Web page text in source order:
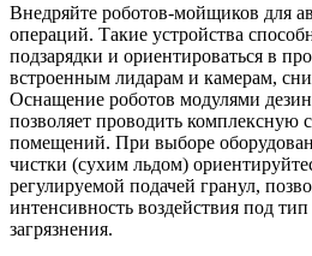
Внедряйте роботов-мойщиков для
операций. Такие устройства
подзарядки и ориентироваться в
встроенным лидарам и камерам,
Оснащение роботов модулями
позволяет проводить комплексную
помещений. При выборе
чистки (сухим льдом)
регулируемой подачей гранул,
интенсивность воздействия под
загрязнения.